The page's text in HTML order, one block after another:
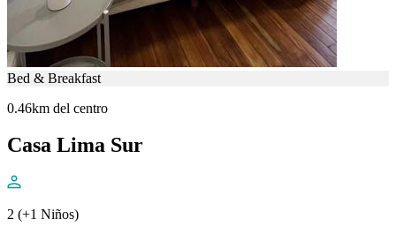
Bed & Breakfast
0.46km del centro
Casa Lima Sur
2 (+1 Niños)